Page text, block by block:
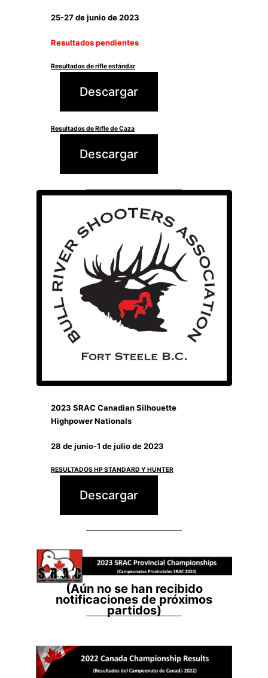
25-27 de junio de 2023
Resultados pendientes
Resultados de rifle estándar
Descargar
Resultados de Rifle de Caza
Descargar
2023 SRAC Canadian Silhouette
Highpower Nationals
28 de junio-1 de julio de 2023
RESULTADOS HP STANDARD Y HUNTER
Descargar
(Aún no se han recibido
notificaciones de próximos
partidos)